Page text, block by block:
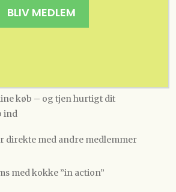
BLIV MEDLEM
køb – og tjen hurtigt dit
ind
direkte med andre medlemmer
med kokke ”in action”